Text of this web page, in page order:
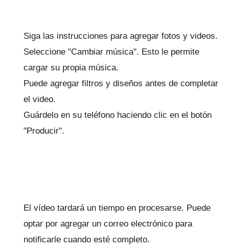
Siga las instrucciones para agregar fotos y videos.
Seleccione "Cambiar música". Esto le permite
cargar su propia música.
Puede agregar filtros y diseños antes de completar
el video.
Guárdelo en su teléfono haciendo clic en el botón
"Producir".
El vídeo tardará un tiempo en procesarse. Puede
optar por agregar un correo electrónico para
notificarle cuando esté completo.